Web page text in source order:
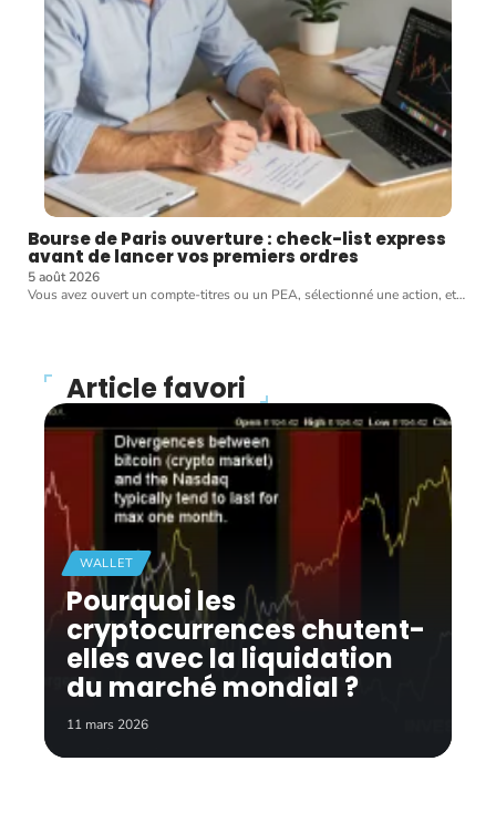
Bourse de Paris ouverture : check-list express
avant de lancer vos premiers ordres
5 août 2026
Vous avez ouvert un compte-titres ou un PEA, sélectionné une action, et…
Article favori
WALLET
Pourquoi les
cryptocurrences chutent-
elles avec la liquidation
du marché mondial ?
11 mars 2026